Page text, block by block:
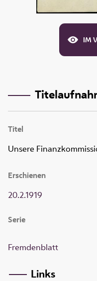
IM
Titel
Unsere
Erschienen
20.2.1919
Serie
Fremdenblatt
Links